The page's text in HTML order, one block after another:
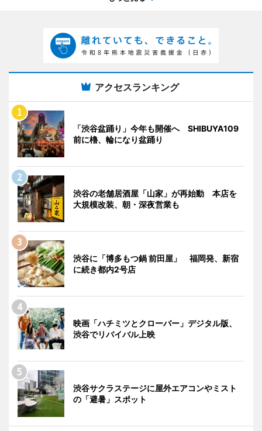
アクセスランキング
「渋谷盆踊り」今年も開催へ SHIBUYA109
前に櫓、輪になり盆踊り
渋谷の老舗居酒屋「山家」が再始動 本店を
大規模改装、朝・深夜営業も
渋谷に「博多もつ鍋 前田屋」 福岡発、新宿
に続き都内2号店
映画「ハチミツとクローバー」デジタル版、
渋谷でリバイバル上映
渋谷サクラステージに屋外エアコンやミスト
の「避暑」スポット